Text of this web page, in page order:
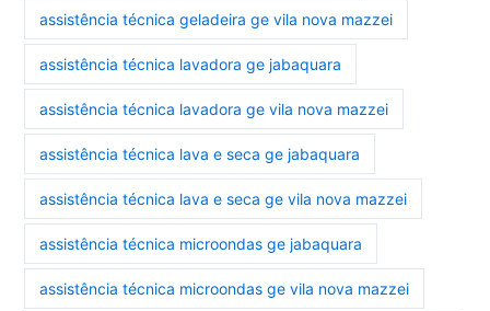
assistência técnica geladeira ge vila nova mazzei
assistência técnica lavadora ge jabaquara
assistência técnica lavadora ge vila nova mazzei
assistência técnica lava e seca ge jabaquara
assistência técnica lava e seca ge vila nova mazzei
assistência técnica microondas ge jabaquara
assistência técnica microondas ge vila nova mazzei